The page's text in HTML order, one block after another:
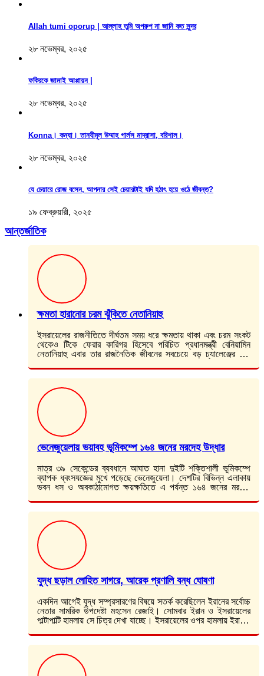
Allah tumi oporup | আল্লাহ তুমি অপরুপ না জানি কত সুন্দর
২৮ নভেম্বর, ২০২৫
ফকিরকে জামাই আপ্পায়ন |
২৮ নভেম্বর, ২০২৫
Konna। কন্যা। তানযীমূল উম্মাহ গার্লস মাদ্রাসা, বরিশাল।
২৮ নভেম্বর, ২০২৫
যে চেয়ারে রোজ বসেন, আপনার সেই চেয়ারটাই যদি হঠাৎ হয়ে ওঠে জীবন্ত?
১৯ ফেব্রুয়ারী, ২০২৫
আন্তর্জাতিক
ক্ষমতা হারানোর চরম ঝুঁকিতে নেতানিয়াহু
ইসরায়েলের রাজনীতিতে দীর্ঘতম সময় ধরে ক্ষমতায় থাকা এবং চরম সংকট
থেকেও টিকে ফেরার কারিগর হিসেবে পরিচিত প্রধানমন্ত্রী বেনিয়ামিন
নেতানিয়াহু এবার তার রাজনৈতিক জীবনের সবচেয়ে বড় চ্যালেঞ্জের মুখে
ভেনেজুয়েলায় ভয়াবহ ভূমিকম্পে ১৬৪ জনের মরদেহ উদ্ধার
মাত্র ৩৯ সেকেন্ডের ব্যবধানে আঘাত হানা দুইটি শক্তিশালী ভূমিকম্পে
ব্যাপক ধ্বংসযজ্ঞের মুখে পড়েছে ভেনেজুয়েলা। দেশটির বিভিন্ন এলাকায়
ভবন ধস ও অবকাঠামোগত ক্ষয়ক্ষতিতে এ পর্যন্ত ১৬৪ জনের মরদেহ
যুদ্ধ ছড়াল লোহিত সাগরে, আরেক প্রণালি বন্ধ ঘোষণা
একদিন আগেই যুদ্ধ সম্প্রসারণের বিষয়ে সতর্ক করেছিলেন ইরানের সর্বোচ্চ
নেতার সামরিক উপদেষ্টা মহসেন রেজাই। সোমবার ইরান ও ইসরায়েলের
পাল্টাপাল্টি হামলায় সে চিত্র দেখা যাচ্ছে। ইসরায়েলের ওপর হামলায় ইরানের